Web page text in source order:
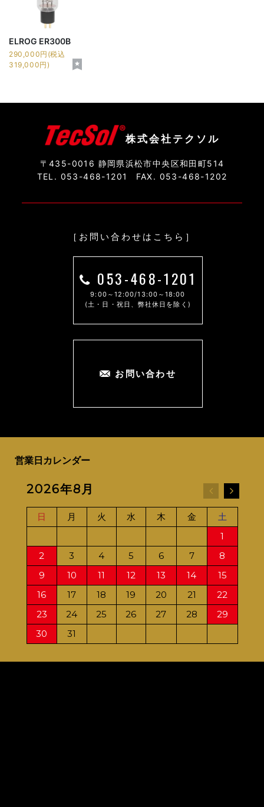
ELROG ER300B
290,000円(税込
319,000円)
営業日カレンダー
2026年8月
日 月 火 水 木 金
土
1
2
3 4 5 6 7
8
9
10 11 12 13 14
15
16
17 18 19 20 21
22
23
24 25 26 27 28
29
30
31
株式会社テクソル
〒435-0016 静岡県浜松市中央区和田町514
TEL. 053-468-1201
FAX. 053-468-1202
［お問い合わせはこちら］
053-468-1201
9:00～12:00/13:00～18:00
(土・日・祝日、弊社休日を除く)
お問い合わせ